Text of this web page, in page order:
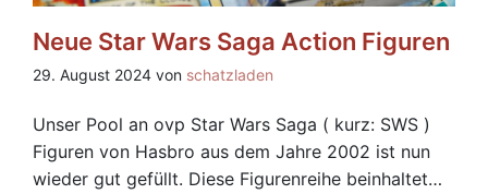
Neue Star Wars Saga Action Figuren
29. August 2024 von schatzladen
Unser Pool an ovp Star Wars Saga ( kurz: SWS )
Figuren von Hasbro aus dem Jahre 2002 ist nun
wieder gut gefüllt. Diese Figurenreihe beinhaltet